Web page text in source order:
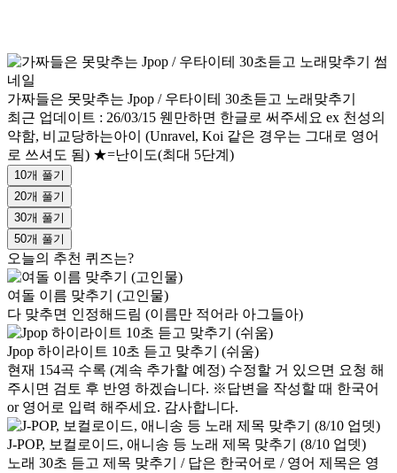
가짜들은 못맞추는 Jpop / 우타이테 30초듣고 노래맞추기
최근 업데이트 : 26/03/15 웬만하면 한글로 써주세요 ex 천성의
약함, 비교당하는아이 (Unravel, Koi 같은 경우는 그대로 영어
로 쓰셔도 됨) ★=난이도(최대 5단계)
10개 풀기
20개 풀기
30개 풀기
50개 풀기
오늘의 추천 퀴즈는?
여돌 이름 맞추기 (고인물)
다 맞추면 인정해드림 (이름만 적어라 아그들아)
Jpop 하이라이트 10초 듣고 맞추기 (쉬움)
현재 154곡 수록 (계속 추가할 예정) 수정할 거 있으면 요청 해
주시면 검토 후 반영 하겠습니다. ※답변을 작성할 때 한국어
or 영어로 입력 해주세요. 감사합니다.
J-POP, 보컬로이드, 애니송 등 노래 제목 맞추기 (8/10 업뎃)
노래 30초 듣고 제목 맞추기 / 답은 한국어로 / 영어 제목은 영